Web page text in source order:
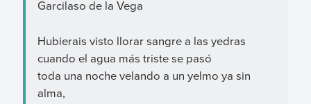
Garcilaso de la Vega
Hubierais visto llorar sangre a las yedras
cuando el agua más triste se pasó
toda una noche velando a un yelmo ya sin
alma,